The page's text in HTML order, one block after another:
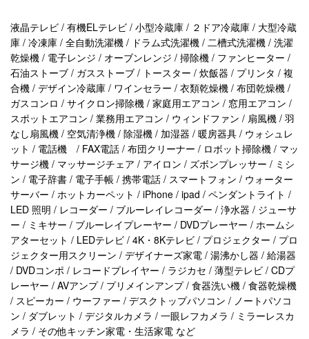
液晶テレビ / 有機ELテレビ / 小型冷蔵庫 / ２ドア冷蔵庫 / 大型冷蔵
庫 / 冷凍庫 / 全自動洗濯機 / ドラム式洗濯機 / 二槽式洗濯機 / 洗濯
乾燥機 / 電子レンジ / オーブンレンジ / 掃除機 / ファンヒーター /
石油ストーブ / ガスストーブ / トースター / 炊飯器 / プリンタ / 複
合機 / デザイン冷蔵庫 / ワインセラー / 衣類乾燥機 / 布団乾燥機 /
ガスコンロ / サイクロン掃除機 / 家庭用エアコン / 窓用エアコン /
スポットエアコン / 業務用エアコン / ウィンドファン / 扇風機 / 羽
なし扇風機 / 空気清浄機 / 除湿機 / 加湿器 / 暖房器具 / ウォシュレ
ット / 電話機 / FAX電話 / 布団クリーナー / ロボット掃除機 / マッ
サージ機 / マッサージチェア / アイロン / ズボンプレッサー / ミシ
ン / 電子辞書 / 電子手帳 / 携帯電話 / スマートフォン / ウォーター
サーバー / ホットカーペット / iPhone / ipad / ペンダントライト /
LED 照明 / レコーダー / ブルーレイレコーダー / 浄水器 / ジューサ
ー / ミキサー / ブルーレイプレーヤー / DVDプレーヤー / ホームシ
アターセット / LEDテレビ / 4K・8Kテレビ / プロジェクター / プロ
ジェクター用スクリーン / デザイナーズ家電 / 湯沸かし器 / 給湯器
/ DVDコンポ / レコードプレイヤー / ラジカセ / 薄型テレビ / CDプ
レーヤー / AVアンプ / プリメインアンプ / 食器洗い機 / 食器乾燥機
/ スピーカー / ウーファー / デスクトップパソコン / ノートパソコ
ン / ダブレット / デジタルカメラ / 一眼レフカメラ / ミラーレスカ
メラ / その他キッチン家電・生活家電 など